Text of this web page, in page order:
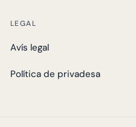
LEGAL
Avís legal
Política de privadesa